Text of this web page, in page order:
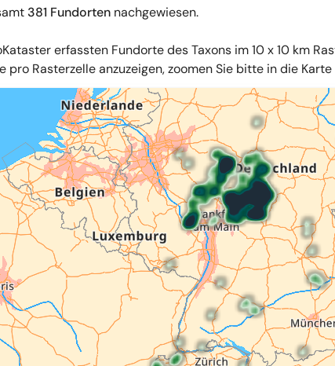
381 Fundorten nachgewiesen.
erfassten Fundorte des Taxons im 10 x 10 km
pro Rasterzelle anzuzeigen, zoomen Sie bitte in die Karte